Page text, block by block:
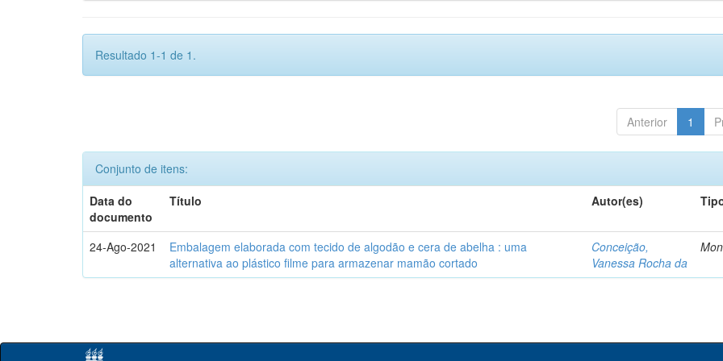
Resultado 1-1 de 1.
Anterior 1
Conjunto de itens:
Data do
documento
Título Autor(es)
24-Ago-2021
Embalagem elaborada com tecido de algodão e cera de abelha : uma
alternativa ao plástico filme para armazenar mamão cortado
Conceição,
Vanessa Rocha da